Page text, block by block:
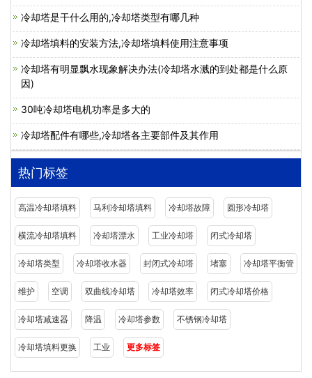
冷却塔是干什么用的,冷却塔类型有哪几种
冷却塔填料的安装方法,冷却塔填料使用注意事项
冷却塔有明显飘水现象解决办法(冷却塔水溅的到处都是什么原
因)
30吨冷却塔电机功率是多大的
冷却塔配件有哪些,冷却塔各主要部件及其作用
热门标签
高温冷却塔填料 马利冷却塔填料 冷却塔故障 圆形冷却塔
横流冷却塔填料 冷却塔漂水 工业冷却塔 闭式冷却塔
冷却塔类型 冷却塔收水器 封闭式冷却塔 堵塞 冷却塔平衡管
维护 空调 双曲线冷却塔 冷却塔效率 闭式冷却塔价格
冷却塔减速器 降温 冷却塔参数 不锈钢冷却塔
冷却塔填料更换 工业 更多标签